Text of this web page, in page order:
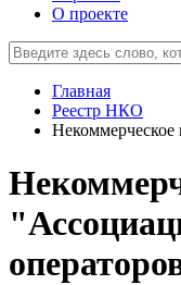
О проекте
Главная
Реестр НКО
Некоммерческое